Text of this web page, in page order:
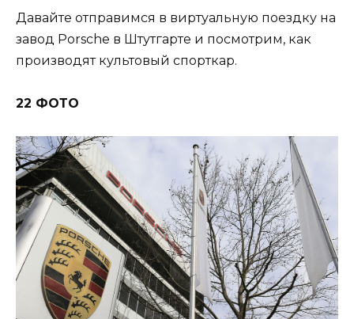
Давайте отправимся в виртуальную поездку на
завод Porsche в Штутгарте и посмотрим, как
производят культовый спорткар.
22 ФОТО